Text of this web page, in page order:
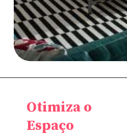
Otimiza o
Espaço